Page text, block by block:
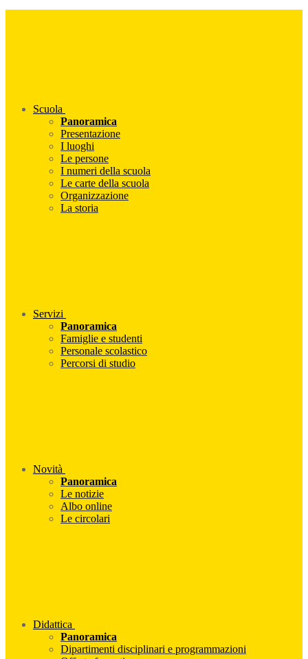
Scuola
Panoramica
Presentazione
I luoghi
Le persone
I numeri della scuola
Le carte della scuola
Organizzazione
La storia
Servizi
Panoramica
Famiglie e studenti
Personale scolastico
Percorsi di studio
Novità
Panoramica
Le notizie
Albo online
Le circolari
Didattica
Panoramica
Dipartimenti disciplinari e programmazioni